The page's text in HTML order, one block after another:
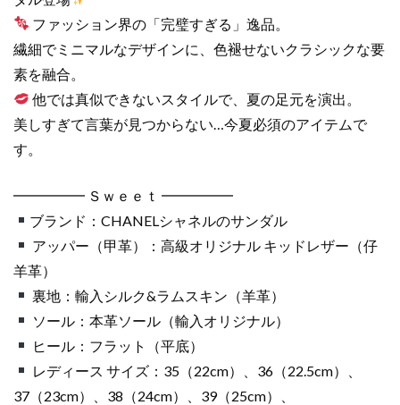
ダ
ル
個
ファッション界の「完璧すぎる」逸品。
繊細でミニマルなデザインに、色褪せないクラシックな要
素を融合。
他では真似できないスタイルで、夏の足元を演出。
美しすぎて言葉が見つからない…今夏必須のアイテムで
す。
━━━━━ Ｓｗｅｅｔ ━━━━━
ブランド：CHANELシャネルのサンダル
アッパー（甲革）：高級オリジナル キッドレザー（仔
羊革）
裏地：輸入シルク&ラムスキン（羊革）
ソール：本革ソール（輸入オリジナル）
ヒール：フラット（平底）
レディース サイズ：35（22cm）、36（22.5cm）、
37（23cm）、38（24cm）、39（25cm）、